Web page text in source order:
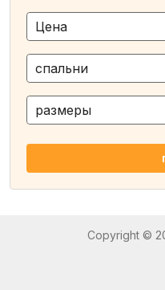
Цена
спальни
размеры
Copyright ©